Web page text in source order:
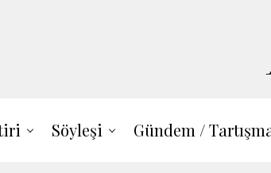
Söyleşi Gündem /